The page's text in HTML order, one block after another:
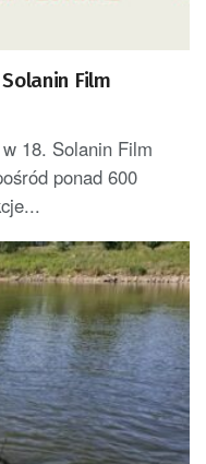
Film
18. Solanin Film
ponad 600